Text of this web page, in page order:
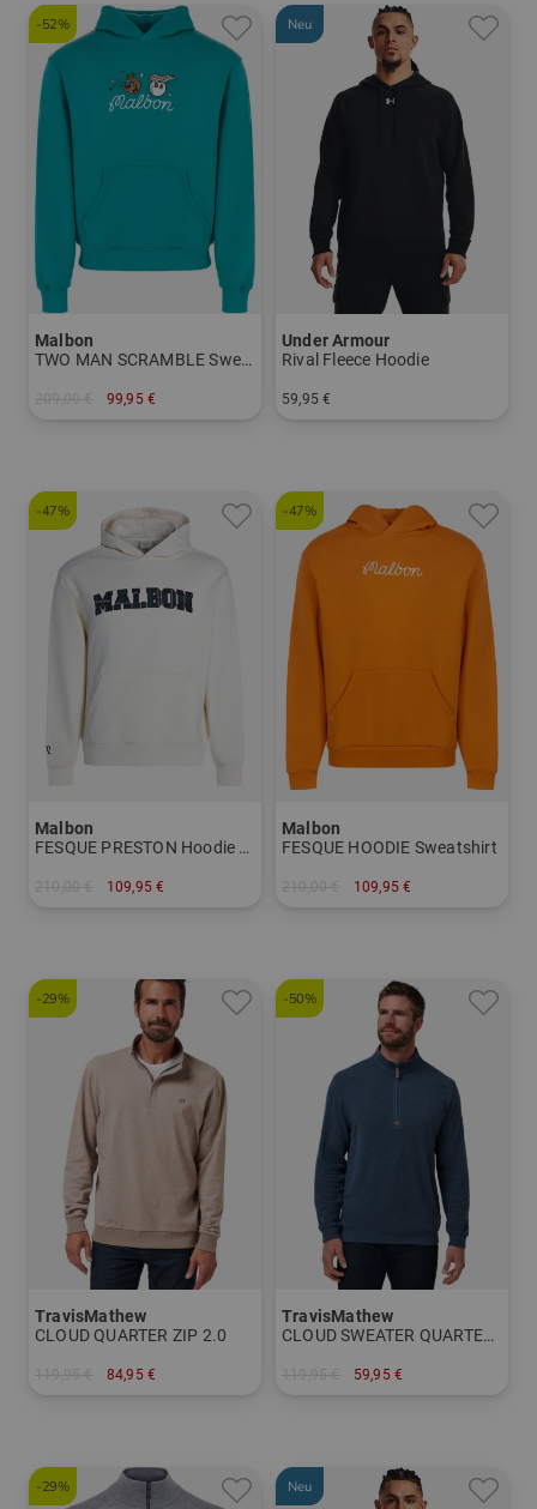
-52%
Malbon
TWO MAN SCRAMBLE Sweat Hoodie
99,95 €
Neu
Under Armour
Rival Fleece Hoodie
59,95 €
-47%
Malbon
FESQUE PRESTON Hoodie Sweatshirt
109,95 €
-47%
Malbon
FESQUE HOODIE Sweatshirt
109,95 €
-29%
TravisMathew
CLOUD QUARTER ZIP 2.0
84,95 €
-50%
TravisMathew
CLOUD SWEATER QUARTER ZIP Shirt Sweatshirt
59,95 €
-29% Neu